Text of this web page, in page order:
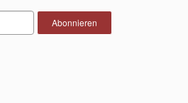
Abonnieren